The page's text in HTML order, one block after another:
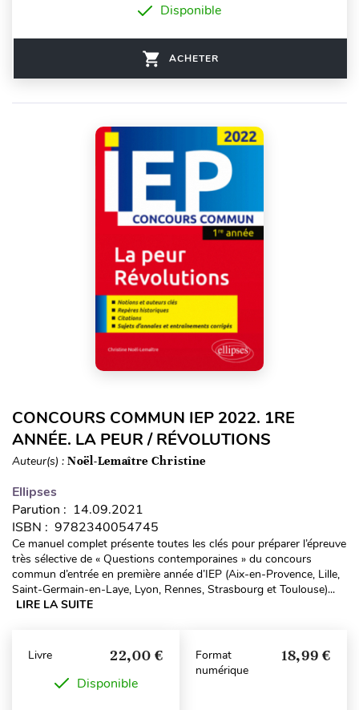
Disponible
ACHETER
CONCOURS COMMUN IEP 2022. 1RE
ANNÉE. LA PEUR / RÉVOLUTIONS
Auteur(s) : Noël-Lemaître Christine
Ellipses
Parution : 14.09.2021
ISBN : 9782340054745
Ce manuel complet présente toutes les clés pour préparer l’épreuve
très sélective de « Questions contemporaines » du concours
commun d’entrée en première année d’IEP (Aix-en-Provence, Lille,
Saint-Germain-en-Laye, Lyon, Rennes, Strasbourg et Toulouse)...
LIRE LA SUITE
Livre 22,00 €
Disponible
Format
numérique
18,99 €